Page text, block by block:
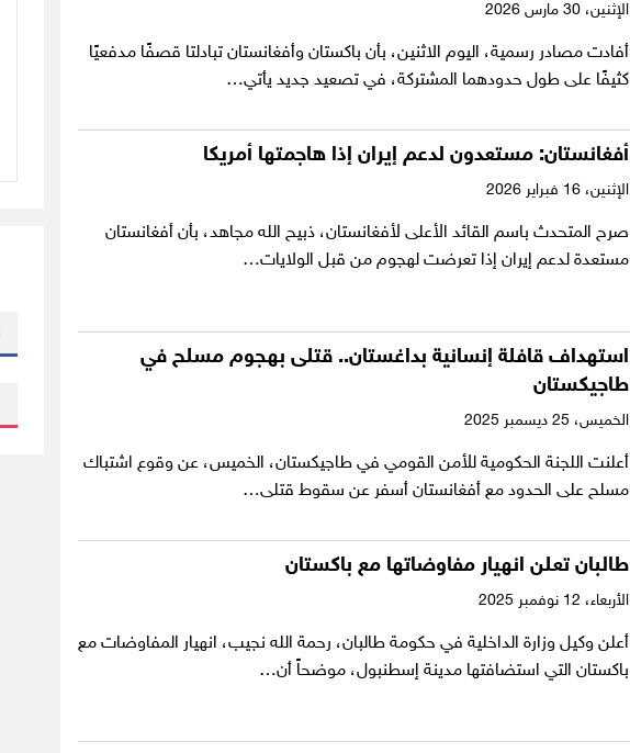
الإثنين،
أفادت مصادر رسمية، اليوم الاثنين، بأن باكستان وأفغانستان تبادلتا قصفًا مدفعيًا
كثيفًا على طول حدودهما المشتركة، في تصعيد جديد يأتي…
أفغانستان: مستعدون لدعم إيران إذا هاجمتها أمريكا
الإثنين،
صرح المتحدث باسم القائد الأعلى لأفغانستان، ذبيح الله مجاهد، بأن أفغانستان
مستعدة لدعم إيران إذا تعرضت لهجوم من قبل الولايات…
استهداف قافلة إنسانية بداغستان.. قتلى بهجوم مسلح في
طاجيكستان
الخميس،
أعلنت اللجنة الحكومية للأمن القومي في طاجيكستان، الخميس، عن وقوع اشتباك
مسلح على الحدود مع أفغانستان أسفر عن سقوط قتلى…
طالبان تعلن انهيار مفاوضاتها مع باكستان
الأربعاء،
أعلن وكيل وزارة الداخلية في حكومة طالبان، رحمة الله نجيب، انهيار المفاوضات مع
باكستان التي استضافتها مدينة إسطنبول، موضحاً أن…